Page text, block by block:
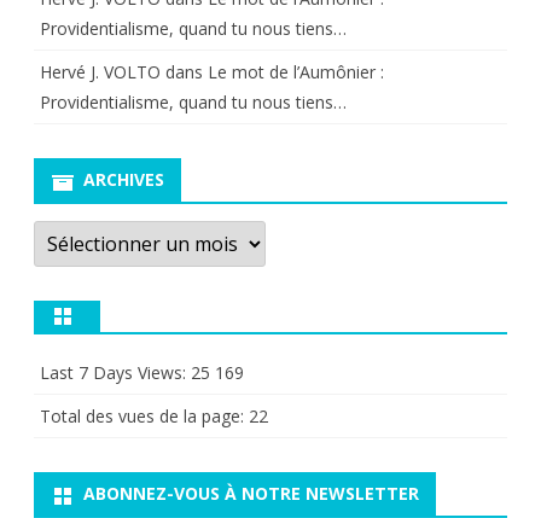
Providentialisme, quand tu nous tiens…
Hervé J. VOLTO dans Le mot de l’Aumônier :
Providentialisme, quand tu nous tiens…
ARCHIVES
Archives
Last 7 Days Views: 25 169
Total des vues de la page: 22
ABONNEZ-VOUS À NOTRE NEWSLETTER